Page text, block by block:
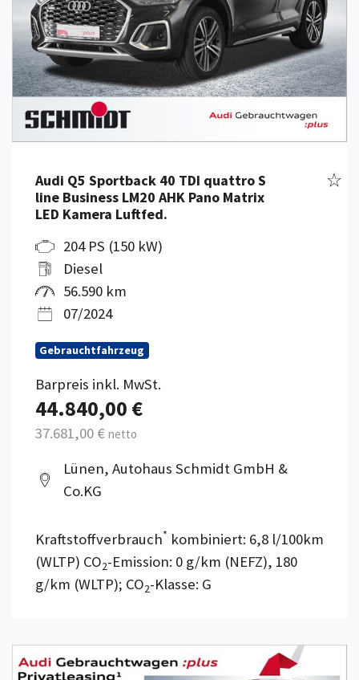
Audi Q5 Sportback 40 TDI quattro S
line Business LM20 AHK Pano Matrix
LED Kamera Luftfed.
204 PS (150 kW)
Diesel
56.590 km
07/2024
Gebrauchtfahrzeug
Barpreis inkl. MwSt.
44.840,00 €
37.681,00 € netto
Lünen, Autohaus Schmidt GmbH &
Co.KG
Kraftstoffverbrauch* kombiniert: 6,8 l/100km
(WLTP) CO2-Emission: 0 g/km (NEFZ), 180
g/km (WLTP); CO2-Klasse: G
Details anzeigen